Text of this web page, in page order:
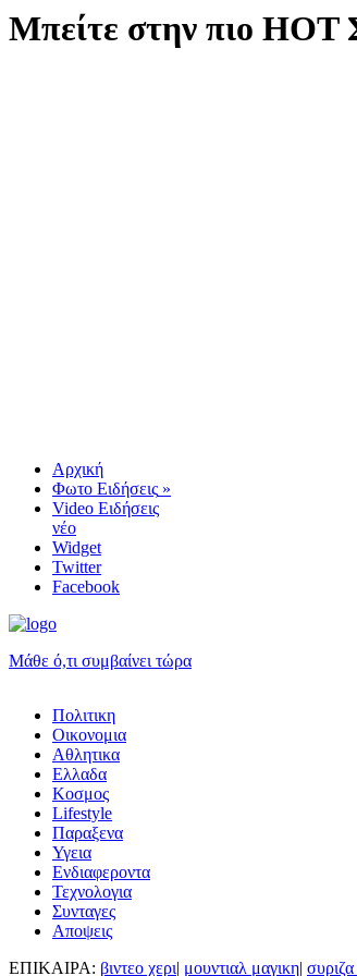
Μπείτε στην πιο ΗΟΤ
Αρχική
Φωτο Ειδήσεις »
Video Ειδήσεις
νέο
Widget
Twitter
Facebook
Μάθε ό,τι συμβαίνει τώρα
Πολιτικη
Οικονομια
Αθλητικα
Ελλαδα
Κοσμος
Lifestyle
Παραξενα
Υγεια
Ενδιαφεροντα
Τεχνολογια
Συνταγες
Αποψεις
ΕΠΙΚΑΙΡΑ: βιντεο χερι| μουντιαλ μαγικη|